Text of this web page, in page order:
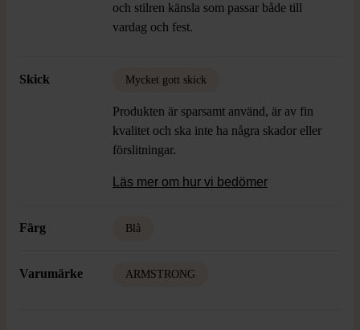
och stilren känsla som passar både till
vardag och fest.
Skick Mycket gott skick
Produkten är sparsamt använd, är av fin
kvalitet och ska inte ha några skador eller
förslitningar.
Läs mer om hur vi bedömer
Färg Blå
Varumärke ARMSTRONG